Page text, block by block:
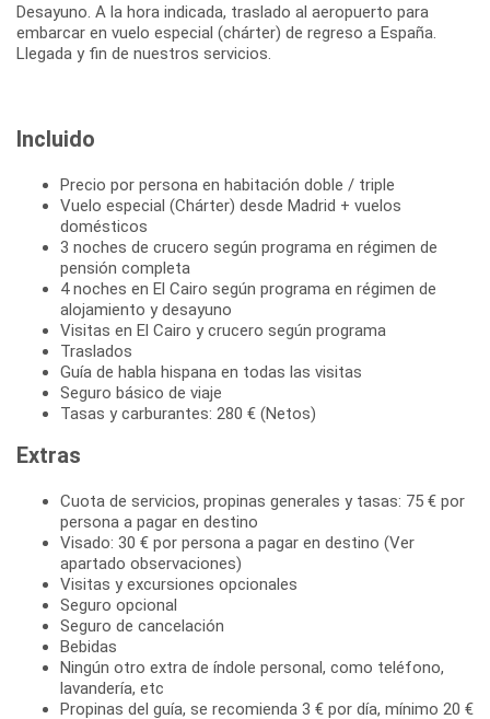
Desayuno. A la hora indicada, traslado al aeropuerto para
embarcar en vuelo especial (chárter) de regreso a España.
Llegada y fin de nuestros servicios.
Incluido
Precio por persona en habitación doble / triple
Vuelo especial (Chárter) desde Madrid + vuelos
domésticos
3 noches de crucero según programa en régimen de
pensión completa
4 noches en El Cairo según programa en régimen de
alojamiento y desayuno
Visitas en El Cairo y crucero según programa
Traslados
Guía de habla hispana en todas las visitas
Seguro básico de viaje
Tasas y carburantes: 280 € (Netos)
Extras
Cuota de servicios, propinas generales y tasas: 75 € por
persona a pagar en destino
Visado: 30 € por persona a pagar en destino (Ver
apartado observaciones)
Visitas y excursiones opcionales
Seguro opcional
Seguro de cancelación
Bebidas
Ningún otro extra de índole personal, como teléfono,
lavandería, etc
Propinas del guía, se recomienda 3 € por día, mínimo 20 €